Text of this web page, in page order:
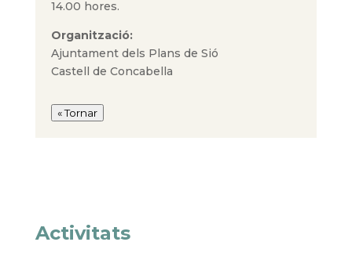
14.00 hores.
Organització:
Ajuntament dels Plans de Sió
Castell de Concabella
« Tornar
Activitats